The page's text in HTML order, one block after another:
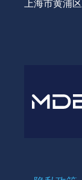
上海市黄浦